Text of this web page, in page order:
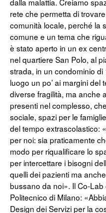
rete che permetta di
comunità locale, perché la
comune e un tema che
è stato aperto in un ex
nel quartiere San Polo, al
strada, in un condominio
luogo un po’ ai margini
diverse fragilità, ma anche
presenti nel complesso,
sociale, spazi per le
del tempo extrascolastico:
per noi: sia praticamente
modo per riqualificare lo
per intercettare i bisogni
quelli dei pazienti ma
bussano da noi». Il Co-
Politecnico di Milano:
Design dei Servizi per la